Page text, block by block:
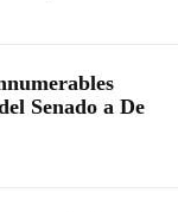
Senado a De